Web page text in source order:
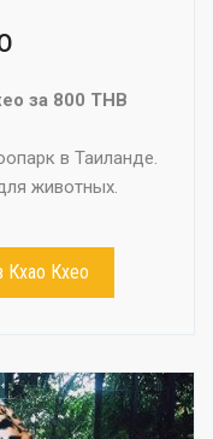
за 800 THB
в Таиланде.
животных.
Кхао Кхео